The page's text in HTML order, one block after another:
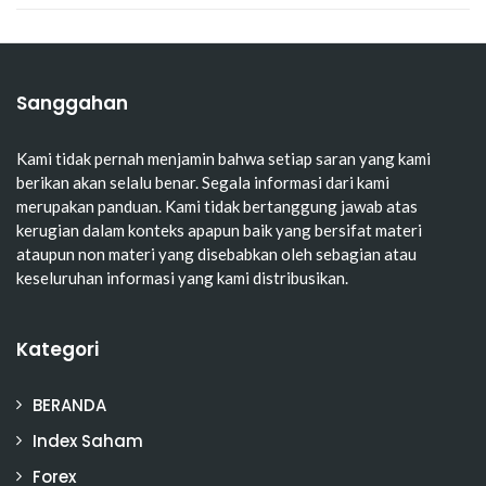
Sanggahan
Kami tidak pernah menjamin bahwa setiap saran yang kami
berikan akan selalu benar. Segala informasi dari kami
merupakan panduan. Kami tidak bertanggung jawab atas
kerugian dalam konteks apapun baik yang bersifat materi
ataupun non materi yang disebabkan oleh sebagian atau
keseluruhan informasi yang kami distribusikan.
Kategori
BERANDA
Index Saham
Forex